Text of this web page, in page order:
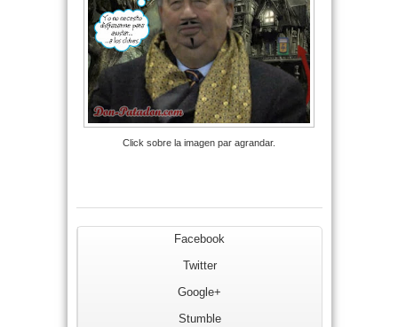
Click sobre la imagen par agrandar.
Facebook
Twitter
Google+
Stumble